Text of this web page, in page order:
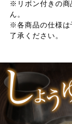
※リボン付きの商
ん。
※各商品の仕様は
了承ください。